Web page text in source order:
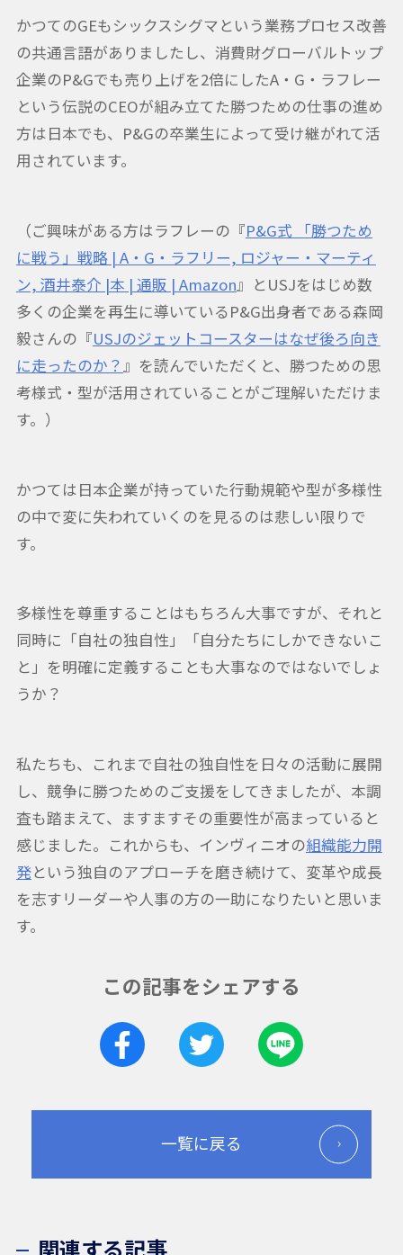
かつてのGEもシックスシグマという業務プロセス改善
の共通言語がありましたし、消費財グローバルトップ
企業のP&Gでも売り上げを2倍にしたA・G・ラフレー
という伝説のCEOが組み立てた勝つための仕事の進め
方は日本でも、P&Gの卒業生によって受け継がれて活
用されています。
（ご興味がある方はラフレーの『P&G式 「勝つため
に戦う」戦略 | A・G・ラフリー, ロジャー・マーティ
ン, 酒井泰介 |本 | 通販 | Amazon』とUSJをはじめ数
多くの企業を再生に導いているP&G出身者である森岡
毅さんの『USJのジェットコースターはなぜ後ろ向き
に走ったのか？』を読んでいただくと、勝つための思
考様式・型が活用されていることがご理解いただけま
す。）
かつては日本企業が持っていた行動規範や型が多様性
の中で変に失われていくのを見るのは悲しい限りで
す。
多様性を尊重することはもちろん大事ですが、それと
同時に「自社の独自性」「自分たちにしかできないこ
と」を明確に定義することも大事なのではないでしょ
うか？
私たちも、これまで自社の独自性を日々の活動に展開
し、競争に勝つためのご支援をしてきましたが、本調
査も踏まえて、ますますその重要性が高まっていると
感じました。これからも、インヴィニオの組織能力開
発という独自のアプローチを磨き続けて、変革や成長
を志すリーダーや人事の方の一助になりたいと思いま
す。
この記事をシェアする
一覧に戻る
関連する記事